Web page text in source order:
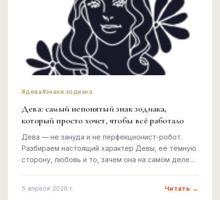
#дева#знаки зодиака
Дева: самый непонятый знак зодиака,
который просто хочет, чтобы всё работало
Дева — не занудa и не перфекционист-робот.
Разбираем настоящий характер Девы, её тёмную
сторону, любовь и то, зачем она на самом деле
5 апреля 2026 г. Читать →